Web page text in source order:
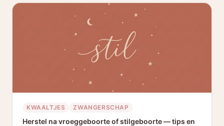
KWAALTJES ZWANGERSCHAP
Herstel na vroeggeboorte of stilgeboorte — tips en